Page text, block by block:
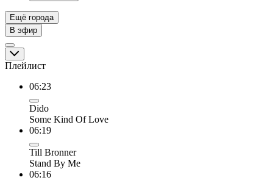
Ещё города
В эфир
Плейлист
06:23
Dido
Some Kind Of Love
06:19
Till Bronner
Stand By Me
06:16